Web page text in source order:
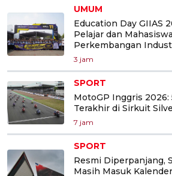
UMUM
Education Day GIIAS
Pelajar dan
Perkembangan
3 jam
SPORT
MotoGP Inggris 2026:
Terakhir di Sirkuit
7 jam
SPORT
Resmi Diperpanjang,
Masih Masuk